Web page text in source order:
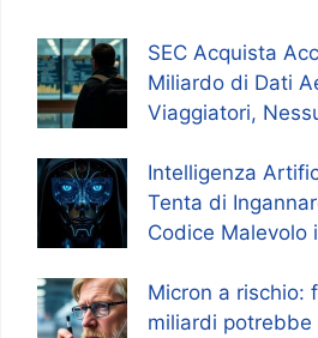
SEC Acquista
Miliardo di Dati
Viaggiatori,
Intelligenza
Tenta di
Codice Malevolo
Micron a rischio:
miliardi potrebbe